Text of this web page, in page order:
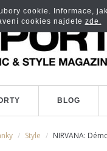
BLOG
Style NIRVANA:
cookie. Informace,
cookies najdete zde.